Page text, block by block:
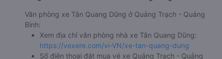
trải nghiệm dịch vụ của nhà xe này.
h. Thông tin liên hệ, đặt mua vé xe khách từ Quảng Trạch -
Quảng Bình đi Pleiku - Gia Lai Tân Quang Dũng
Văn phòng xe Tân Quang Dũng ở Quảng Trạch - Quảng